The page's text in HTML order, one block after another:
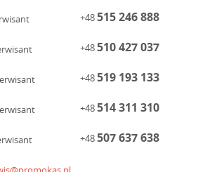
+48515 246 888
+48510 427 037
+48519 193 133
+48514 311 310
+48507 637 638